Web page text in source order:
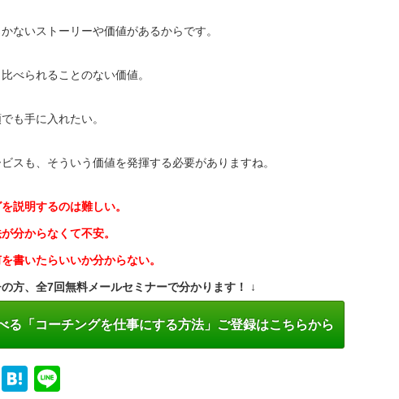
ないストーリーや価値があるからです。
べられることのない価値。
も手に入れたい。
スも、そういう価値を発揮する必要がありますね。
説明するのは難しい。
分からなくて不安。
書いたらいいか分からない。
方、全7回無料メールセミナーで分かります！ ↓
る「コーチングを仕事にする方法」ご登録はこちらから
TwitterHatena